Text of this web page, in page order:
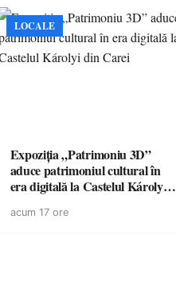
LOCALE
Expoziția „Patrimoniu 3D”
aduce patrimoniul cultural în
era digitală la Castelul Károlyi
acum 17 ore